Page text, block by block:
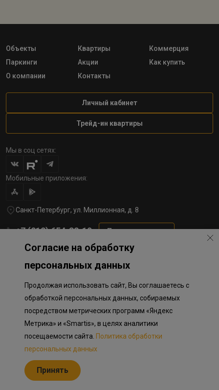
Объекты Квартиры
Коммерция
Паркинги
Акции
Как купить
О компании
Контакты
Личный кабинет
Трейд-ин квартиры
Мы в соц сетях:
Мобильные приложения:
Санкт-Петербург, ул. Миллионная, д. 8
+7 (812) 654-32-10 Перезвоните мне
lst@78stroy.ru
Политика обработки персональных данных
Информация о плановом направлении средств
Правила программы лояльности
Разработка сайта «Пикмедиа»
Информация, представленная на сайте, носит исключительно
ознакомительный характер, не является публичной офертой,
Российской Федерации. Представленные изображения объектов
долевого строительства носят предварительный ознакомительный
характер и могут отличаться от фактических проектных решений,
Согласие на обработку
персональных данных
Продолжая использовать сайт, Вы соглашаетесь с
обработкой персональных данных, собираемых
посредством метрических программ «Яндекс
Метрика» и «Smartis», в целях аналитики
посещаемости сайта. Политика обработки
персональных данных
Принять